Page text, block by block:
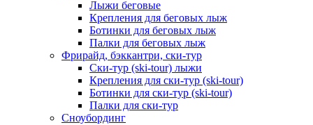
Лыжи беговые
Крепления для беговых лыж
Ботинки для беговых лыж
Палки для беговых лыж
Фрирайд, бэккантри, ски-тур
Ски-тур (ski-tour) лыжи
Крепления для ски-тур (ski-tour)
Ботинки для ски-тур (ski-tour)
Палки для ски-тур
Сноубординг